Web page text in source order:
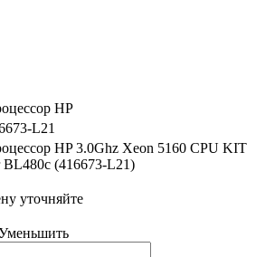
HP
L21
HP 3.0Ghz Xeon 5160 CPU KIT
BL480c (416673-L21)
уточняйте